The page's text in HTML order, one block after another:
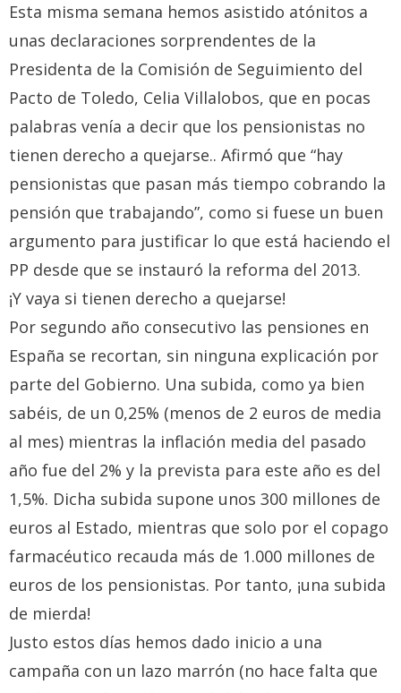
Esta misma semana hemos asistido atónitos a
unas declaraciones sorprendentes de la
Presidenta de la Comisión de Seguimiento del
Pacto de Toledo, Celia Villalobos, que en pocas
palabras venía a decir que los pensionistas no
tienen derecho a quejarse.. Afirmó que “hay
pensionistas que pasan más tiempo cobrando la
pensión que trabajando”, como si fuese un buen
argumento para justificar lo que está haciendo el
PP desde que se instauró la reforma del 2013.
¡Y vaya si tienen derecho a quejarse!
Por segundo año consecutivo las pensiones en
España se recortan, sin ninguna explicación por
parte del Gobierno. Una subida, como ya bien
sabéis, de un 0,25% (menos de 2 euros de media
al mes) mientras la inflación media del pasado
año fue del 2% y la prevista para este año es del
1,5%. Dicha subida supone unos 300 millones de
euros al Estado, mientras que solo por el copago
farmacéutico recauda más de 1.000 millones de
euros de los pensionistas. Por tanto, ¡una subida
de mierda!
Justo estos días hemos dado inicio a una
campaña con un lazo marrón (no hace falta que